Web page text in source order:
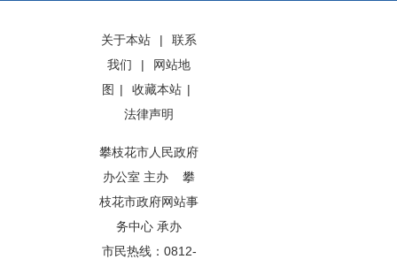
关于本站 |
联系
我们
|
网站地
图 | 收藏本站 |
法律声明
攀枝花市人民政府
办公室 主办 攀
枝花市政府网站事
务中心 承办
市民热线：0812-